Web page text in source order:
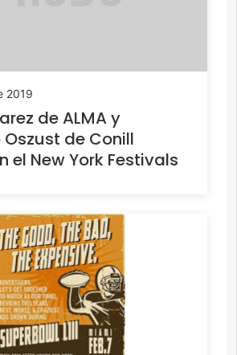
2019
de ALMA y
de Conill
el New York Festivals